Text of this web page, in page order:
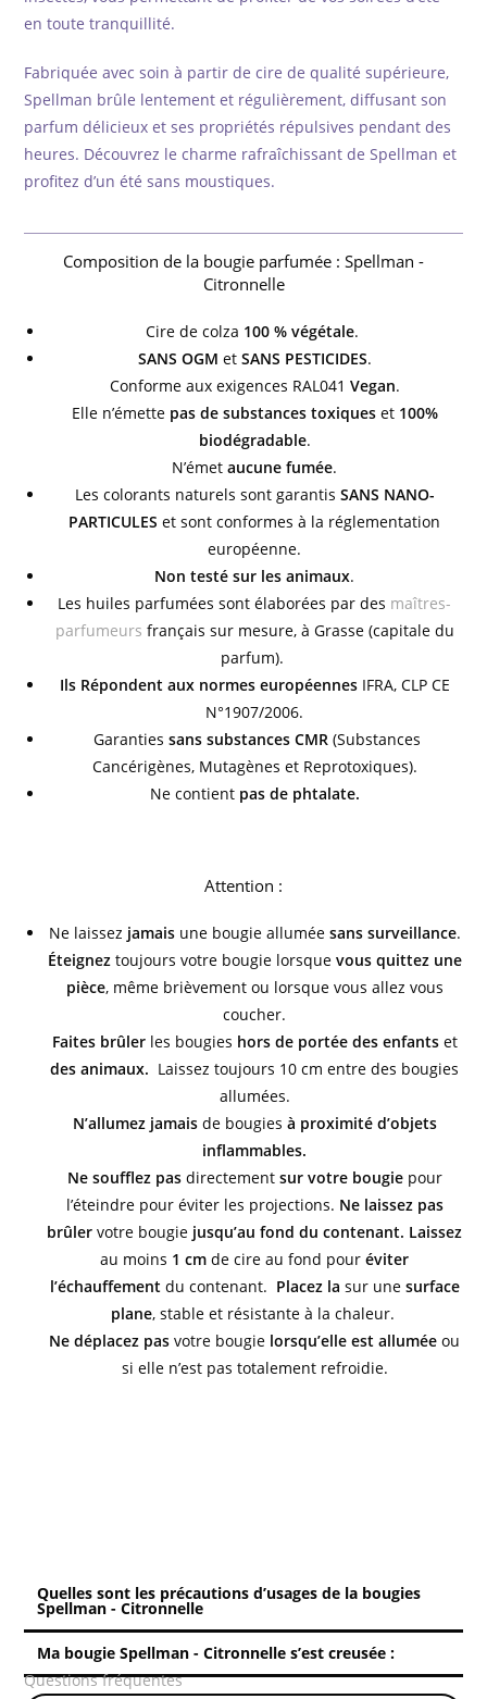
en toute tranquillité.
Fabriquée avec soin à partir de cire de qualité supérieure,
Spellman brûle lentement et régulièrement, diffusant son
parfum délicieux et ses propriétés répulsives pendant des
heures. Découvrez le charme rafraîchissant de Spellman et
profitez d’un été sans moustiques.
Composition de la bougie parfumée : Spellman -
Citronnelle
Cire de colza 100 % végétale.
SANS OGM et SANS PESTICIDES.
Conforme aux exigences RAL041 Vegan.
Elle n’émette pas de substances toxiqueset 100%
biodégradable.
N’émet aucune fumée.
Les colorants naturels sont garantis SANS NANO-
PARTICULES et sont conformes à la réglementation
européenne.
Non testé sur les animaux.
Les huiles parfumées sont élaborées par des maîtres-
parfumeurs français sur mesure, à Grasse (capitale du
parfum).
Ils Répondent aux normes européennesIFRA, CLP CE
N°1907/2006.
Garanties sans substances CMR(Substances
Cancérigènes, Mutagènes et Reprotoxiques).
Ne contient pas de phtalate.
Attention :
Ne laissez jamaisune bougie allumée sans surveillance.
Éteigneztoujours votre bougie lorsque vous quittez une
pièce, même brièvement ou lorsque vous allez vous
coucher.
Faites brûlerles bougies hors de portée des enfantset
des animaux. Laissez toujours 10 cm entre des bougies
allumées.
N’allumez jamaisde bougies à proximité d’objets
inflammables.
Ne soufflez pasdirectement sur votre bougiepour
l’éteindre pour éviter les projections. Ne laissez pas
brûler votre bougie jusqu’au fond du contenant. Laissez
au moins 1 cm de cire au fond pour éviter
l’échauffement du contenant. Placez la sur unesurface
plane, stable et résistante à la chaleur.
Ne déplacez pas votre bougie lorsqu’elle est allumée ou
si elle n’est pas totalement refroidie.
Quelles sont les précautions d’usages de la bougies
Spellman - Citronnelle
Ma bougie Spellman - Citronnelle s’est creusée :
Questions fréquentes